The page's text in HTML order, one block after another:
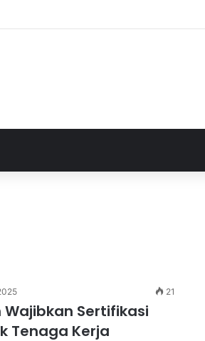
4 Tim Lolos ke Semifinal Piala AFF U-17 2026
21
Sertifikasi
Tenaga Kerja